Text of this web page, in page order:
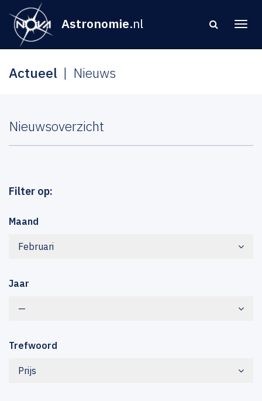
Astronomie.nl
Actueel Nieuws
Nieuwsoverzicht
Filter op:
Maand
Februari
Jaar
—
Trefwoord
Prijs